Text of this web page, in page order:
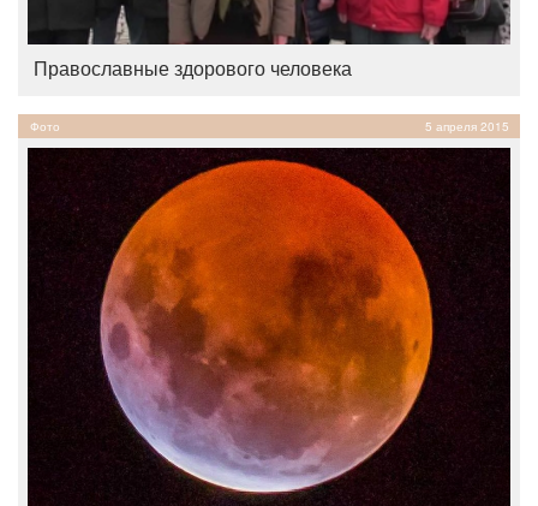
Православные здорового человека
Фото 5 апреля 2015